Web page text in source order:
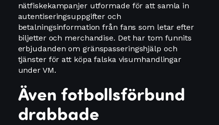
nätfiskekampanjer utformade för att samla in
autentiseringsuppgifter och
betalningsinformation från fans som letar efter
biljetter och merchandise. Det har tom funnits
erbjudanden om gränspasseringshjälp och
tjänster för att köpa falska visumhandlingar
under VM.
Även fotbollsförbund
drabbade